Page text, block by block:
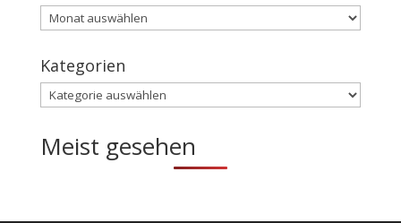
Archiv
Kategorien
Kategorien
Meist gesehen